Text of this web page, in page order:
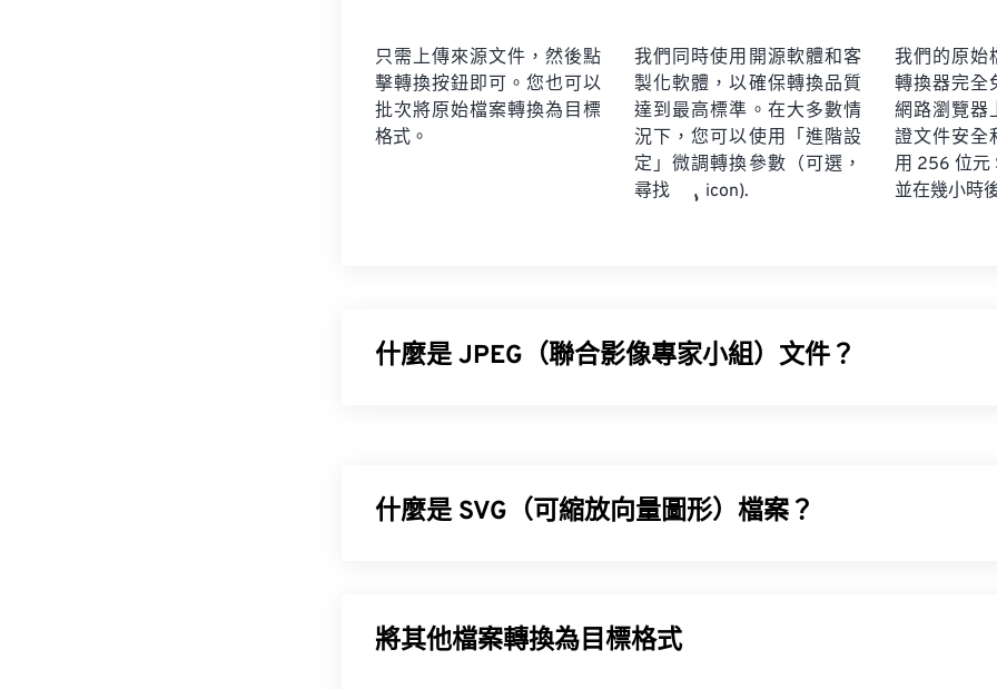
只需上傳來源文件，然後點
擊轉換按鈕即可。您也可以
批次將原始檔案轉換為目標
格式。
我們同時使用開源軟體和客
製化軟體，以確保轉換品質
達到最高標準。在大多數情
況下，您可以使用「進階設
定」微調轉換參數（可選，
尋找
icon).
我們的原始
轉換器完全
網路瀏覽器
證文件安全
用 256 位元
並在幾小時
什麼是 JPEG（聯合影像專家小組）文件？
工具，將檔案大小減少多達 80%！
什麼是 SVG（可縮放向量圖形）檔案？
種文件類型可以調整大小而不會損失圖像品質。此外，SVG 的獨特之處在於它
將其他檔案轉換為目標格式